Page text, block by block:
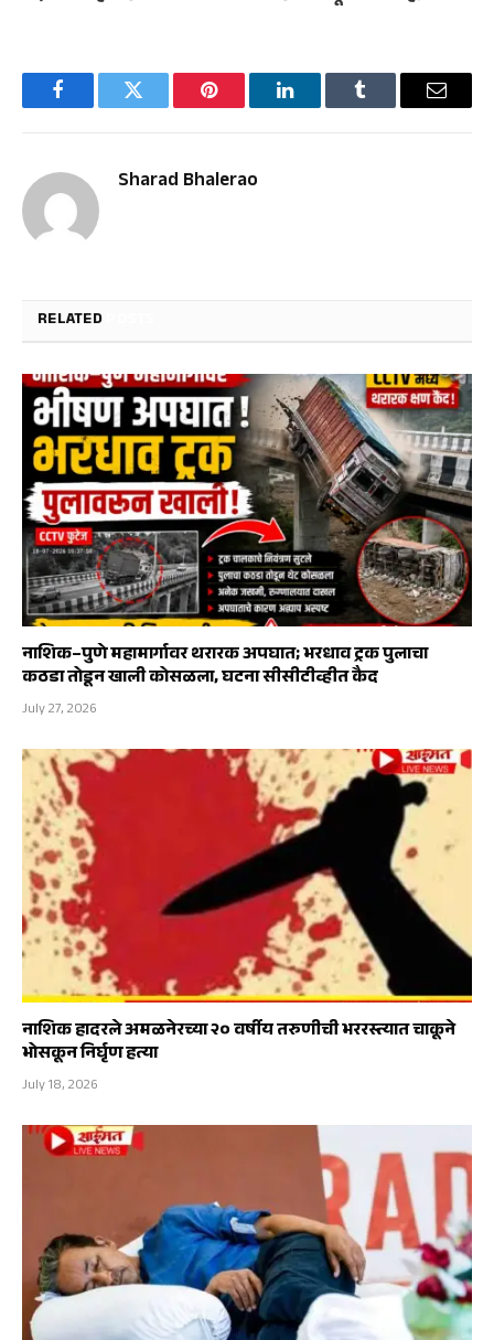
FacebookTwitter Pinterest LinkedInTumblr Email
Sharad Bhalerao
RELATED
नाशिक–पुणे महामार्गावर थरारक अपघात; भरधाव ट्रक पुलाचा
कठडा तोडून खाली कोसळला, घटना सीसीटीव्हीत कैद
July 27, 2026
नाशिक हादरले अमळनेरच्या २० वर्षीय तरुणीची भररस्त्यात चाकूने
भोसकून निर्घृण हत्या
July 18, 2026